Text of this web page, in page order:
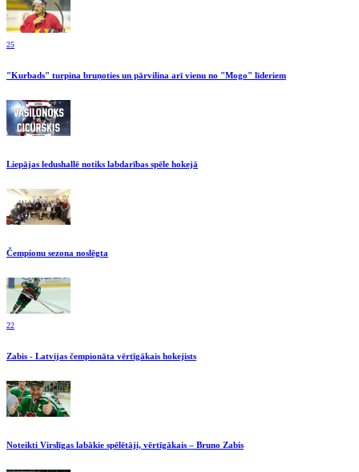
25
"Kurbads" turpina bruņoties un pārvilina arī vienu no "Mogo" līderiem
Liepājas ledushallē notiks labdarības spēle hokejā
Čempionu sezona noslēgta
22
Zabis - Latvijas čempionāta vērtīgākais hokejists
Noteikti Virslīgas labākie spēlētāji, vērtīgākais – Bruno Zabis